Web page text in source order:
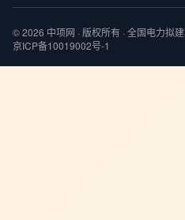
© 2026 中项网 · 版权所有 · 全国电力拟
京ICP备10019002号-1